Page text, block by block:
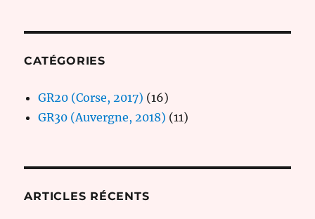
CATÉGORIES
GR20 (Corse, 2017) (16)
GR30 (Auvergne, 2018) (11)
ARTICLES RÉCENTS